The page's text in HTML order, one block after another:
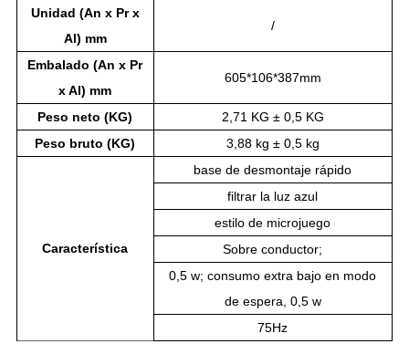
Unidad (An x Pr x
Al) mm
/
Embalado (An x Pr
x Al) mm
605*106*387mm
Peso neto (KG)
2,71 KG ± 0,5 KG
Peso bruto (KG)
3,88 kg ± 0,5 kg
Característica
base de desmontaje rápido
filtrar la luz azul
estilo de microjuego
Sobre conductor;
0,5 w; consumo extra bajo en modo
de espera, 0,5 w
75Hz